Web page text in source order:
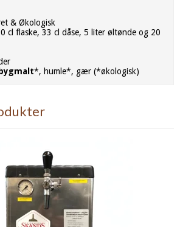
& Økologisk
cl flaske, 33 cl dåse, 5 liter øltønde og 20
*, humle*, gær (*økologisk)